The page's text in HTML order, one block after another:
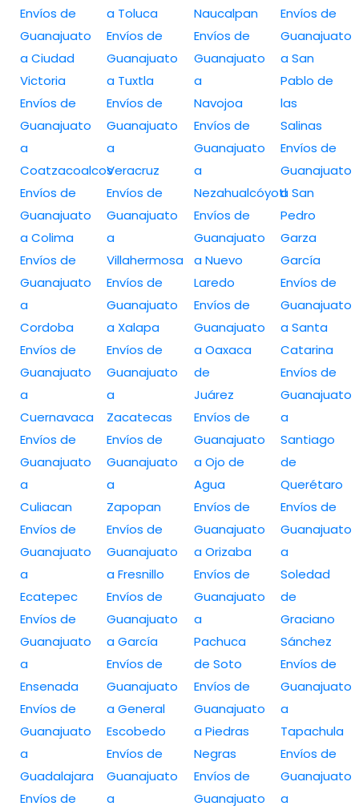
Envíos de
Guanajuato
a Ciudad
Victoria
Envíos de
Guanajuato
a
Coatzacoalcos
Envíos de
Guanajuato
a Colima
Envíos de
Guanajuato
a
Cordoba
Envíos de
Guanajuato
a
Cuernavaca
Envíos de
Guanajuato
a
Culiacan
Envíos de
Guanajuato
a
Ecatepec
Envíos de
Guanajuato
a
Ensenada
Envíos de
Guanajuato
a
Guadalajara
Envíos de
a Toluca
Envíos de
Guanajuato
a Tuxtla
Envíos de
Guanajuato
a
Veracruz
Envíos de
Guanajuato
a
Villahermosa
Envíos de
Guanajuato
a Xalapa
Envíos de
Guanajuato
a
Zacatecas
Envíos de
Guanajuato
a
Zapopan
Envíos de
Guanajuato
a Fresnillo
Envíos de
Guanajuato
a García
Envíos de
Guanajuato
a General
Escobedo
Envíos de
Guanajuato
a
Naucalpan
Envíos de
Guanajuato
a
Navojoa
Envíos de
Guanajuato
a
Nezahualcóyotl
Envíos de
Guanajuato
a Nuevo
Laredo
Envíos de
Guanajuato
a Oaxaca
de
Juárez
Envíos de
Guanajuato
a Ojo de
Agua
Envíos de
Guanajuato
a Orizaba
Envíos de
Guanajuato
a
Pachuca
de Soto
Envíos de
Guanajuato
a Piedras
Negras
Envíos de
Guanajuato
Envíos de
Guanajuato
a San
Pablo de
las
Salinas
Envíos de
Guanajuato
a San
Pedro
Garza
García
Envíos de
Guanajuato
a Santa
Catarina
Envíos de
Guanajuato
a
Santiago
de
Querétaro
Envíos de
Guanajuato
a
Soledad
de
Graciano
Sánchez
Envíos de
Guanajuato
a
Tapachula
Envíos de
Guanajuato
a